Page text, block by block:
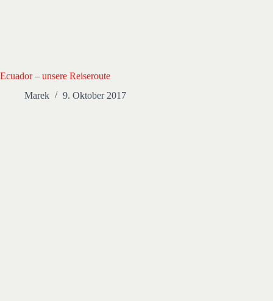
Ecuador – unsere Reiseroute
Marek
9. Oktober 2017